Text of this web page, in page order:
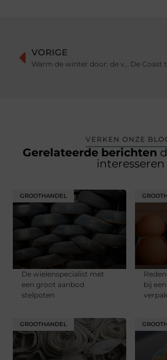
VORIGE
Warm de winter door: de voordelen van een warmtekussen
VERKEN ONZE
Gerelateerde berichten
interesseren
GROOTHANDEL
De wielenspecialist met
een groot aanbod
stelpoten
bij een
GROOTHANDEL